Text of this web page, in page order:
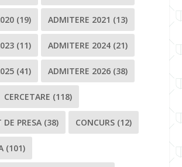
(19) ADMITERE 2021 (13)
(11) ADMITERE 2024 (21)
(41) ADMITERE 2026 (38)
CERCETARE (118)
PRESA (38) CONCURS (12)
(101)